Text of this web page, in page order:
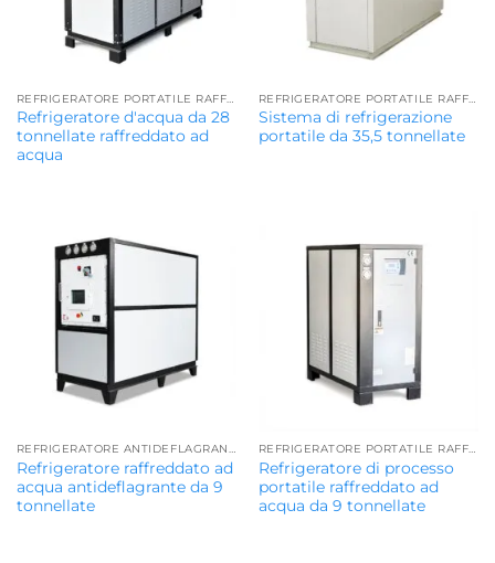
Refrigeratore d'acqua da 28
tonnellate raffreddato ad
acqua
Sistema di refrigerazione
portatile da 35,5 tonnellate
REFRIGERATORE ANTIDEFLAGRANTE
Refrigeratore raffreddato ad
acqua antideflagrante da 9
tonnellate
REFRIGERATORE PORTATILE RAFFREDDATO AD ACQUA
Refrigeratore di processo
portatile raffreddato ad
acqua da 9 tonnellate